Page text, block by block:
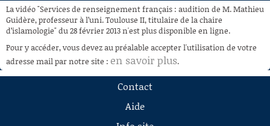
À LA DEMANDE
RECHERCHE
AIDE À LA DÉCOUPE
DE VIDÉOS
La vidéo "Services de renseignement français : audition de M. Mathieu
Guidère, professeur à l’uni. Toulouse II, titulaire de la chaire
d’islamologie" du 28 février 2013 n'est plus disponible en ligne.
Pour y accéder, vous devez au préalable accepter l'utilisation de votre
adresse mail par notre site : en savoir plus.
Contact
Aide